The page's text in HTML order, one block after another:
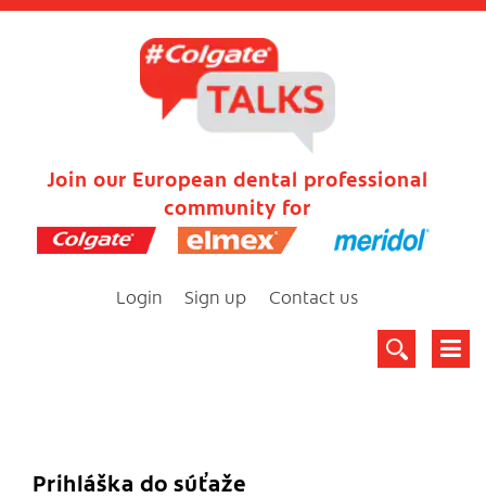
Join our European dental professional
community for
Login Sign up Contact us
Prihláška do súťaže